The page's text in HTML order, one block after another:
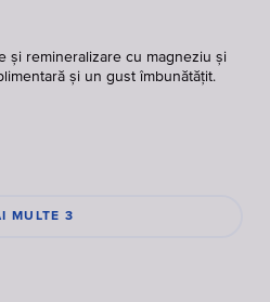
și remineralizare cu magneziu și
și un gust îmbunătățit.
MULTE 3